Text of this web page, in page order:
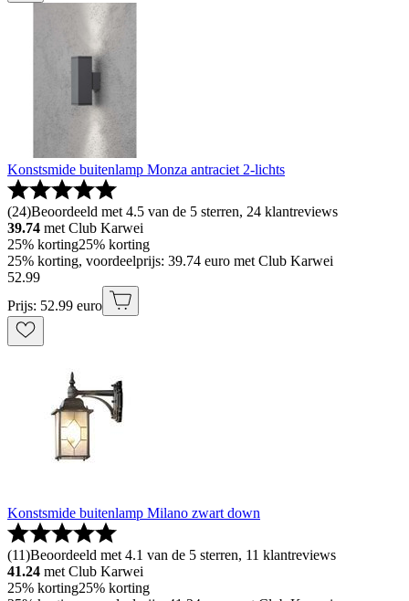
Konstsmide buitenlamp Monza antraciet 2-lichts
(24)Beoordeeld met 4.5 van de 5 sterren, 24 klantreviews
39.74 met Club Karwei
25% korting25% korting
25% korting, voordeelprijs: 39.74 euro met Club Karwei
52.99
Prijs: 52.99 euro
Konstsmide buitenlamp Milano zwart down
(11)Beoordeeld met 4.1 van de 5 sterren, 11 klantreviews
41.24 met Club Karwei
25% korting25% korting